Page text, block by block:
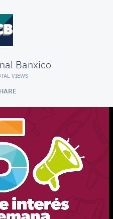
Banxico
VIEWS